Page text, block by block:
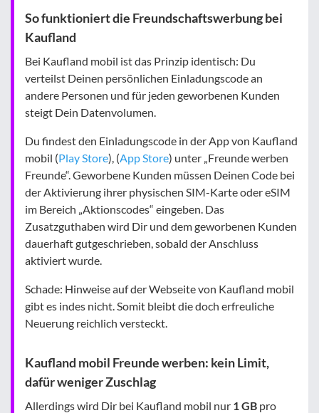
So funktioniert die Freundschaftswerbung bei
Kaufland
Bei Kaufland mobil ist das Prinzip identisch: Du
verteilst Deinen persönlichen Einladungscode an
andere Personen und für jeden geworbenen Kunden
steigt Dein Datenvolumen.
Du findest den Einladungscode in der App von Kaufland
mobil (Play Store), (App Store) unter „Freunde werben
Freunde“. Geworbene Kunden müssen Deinen Code bei
der Aktivierung ihrer physischen SIM-Karte oder eSIM
im Bereich „Aktionscodes“ eingeben. Das
Zusatzguthaben wird Dir und dem geworbenen Kunden
dauerhaft gutgeschrieben, sobald der Anschluss
aktiviert wurde.
Schade: Hinweise auf der Webseite von Kaufland mobil
gibt es indes nicht. Somit bleibt die doch erfreuliche
Neuerung reichlich versteckt.
Kaufland mobil Freunde werben: kein Limit,
dafür weniger Zuschlag
Allerdings wird Dir bei Kaufland mobil nur 1 GB pro